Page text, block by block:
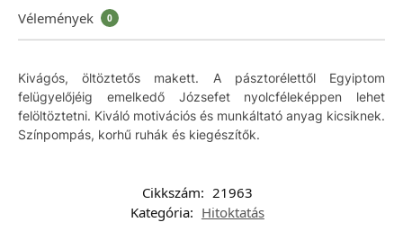
Vélemények 0
Kivágós, öltöztetős makett. A pásztorélettől Egyiptom
felügyelőjéig emelkedő Józsefet nyolcféleképpen lehet
felöltöztetni. Kiváló motivációs és munkáltató anyag kicsiknek.
Színpompás, korhű ruhák és kiegészítők.
Cikkszám: 21963
Kategória: Hitoktatás